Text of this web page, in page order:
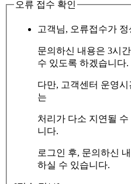
오류 접수 확인
고객님, 오류접수가
문의하신 내용은 3시
수 있도록 하겠습니다.
다만, 고객센터 운영시
는
처리가 다소 지연될
니다.
로그인 후, 문의하신
하실 수 있습니다.